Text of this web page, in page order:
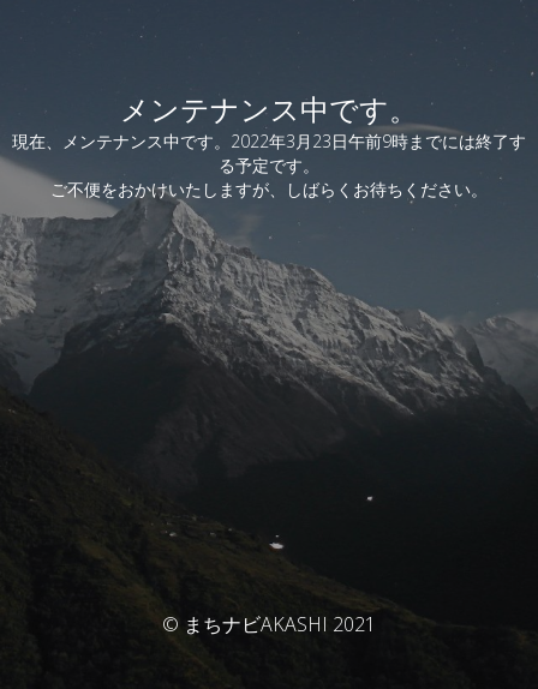
メンテナンス中です。
現在、メンテナンス中です。2022年3月23日午前9時までには終了す
る予定です。
ご不便をおかけいたしますが、しばらくお待ちください。
© まちナビAKASHI 2021